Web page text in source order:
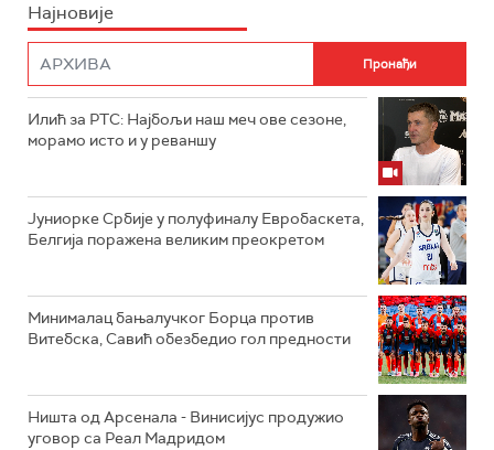
Најновије
Илић за РТС: Најбољи наш меч ове сезоне,
морамо исто и у реваншу
Јуниорке Србије у полуфиналу Евробаскета,
Белгија поражена великим преокретом
Минималац бањалучког Борца против
Витебска, Савић обезбедио гол предности
Ништа од Арсенала - Винисијус продужио
уговор са Реал Мадридом